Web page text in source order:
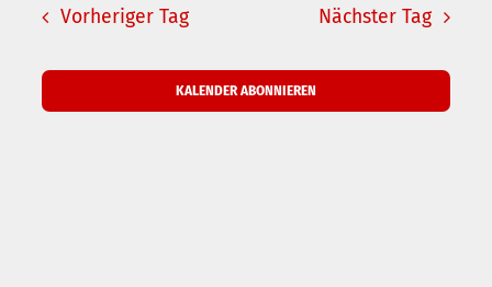
Vorheriger Tag Nächster Tag
KALENDER ABONNIEREN